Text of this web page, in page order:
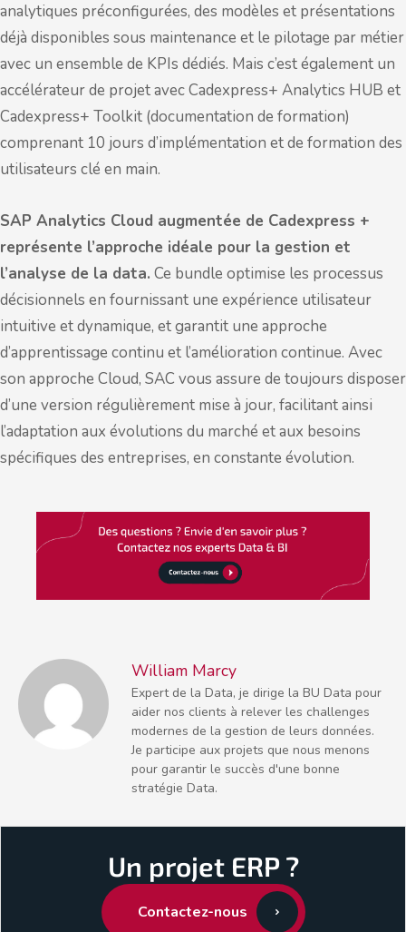
analytiques préconfigurées, des modèles et présentations
déjà disponibles sous maintenance et le pilotage par métier
avec un ensemble de KPIs dédiés. Mais c’est également un
accélérateur de projet avec Cadexpress+ Analytics HUB et
Cadexpress+ Toolkit (documentation de formation)
comprenant 10 jours d’implémentation et de formation des
utilisateurs clé en main.
SAP Analytics Cloud augmentée de Cadexpress +
représente l’approche idéale pour la gestion et
l’analyse de la data. Ce bundle optimise les processus
décisionnels en fournissant une expérience utilisateur
intuitive et dynamique, et garantit une approche
d’apprentissage continu et l’amélioration continue. Avec
son approche Cloud, SAC vous assure de toujours disposer
d’une version régulièrement mise à jour, facilitant ainsi
l’adaptation aux évolutions du marché et aux besoins
spécifiques des entreprises, en constante évolution.
William Marcy
Expert de la Data, je dirige la BU Data pour
aider nos clients à relever les challenges
modernes de la gestion de leurs données.
Je participe aux projets que nous menons
pour garantir le succès d'une bonne
stratégie Data.
Un projet ERP ?
Contactez-nous